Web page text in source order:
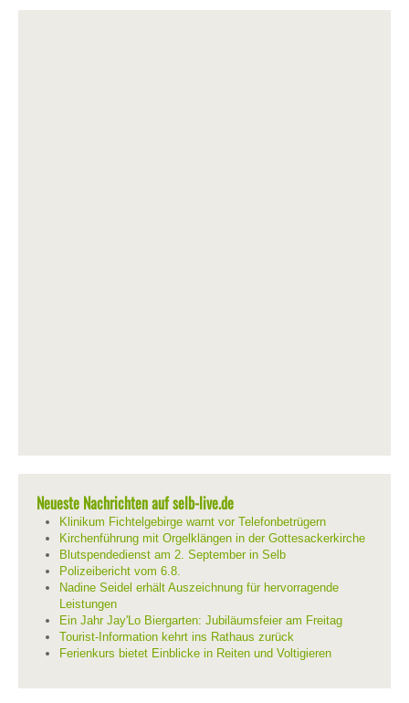
Neueste Nachrichten auf selb-live.de
Klinikum Fichtelgebirge warnt vor Telefonbetrügern
Kirchenführung mit Orgelklängen in der Gottesackerkirche
Blutspendedienst am 2. September in Selb
Polizeibericht vom 6.8.
Nadine Seidel erhält Auszeichnung für hervorragende
Leistungen
Ein Jahr Jay'Lo Biergarten: Jubiläumsfeier am Freitag
Tourist-Information kehrt ins Rathaus zurück
Ferienkurs bietet Einblicke in Reiten und Voltigieren